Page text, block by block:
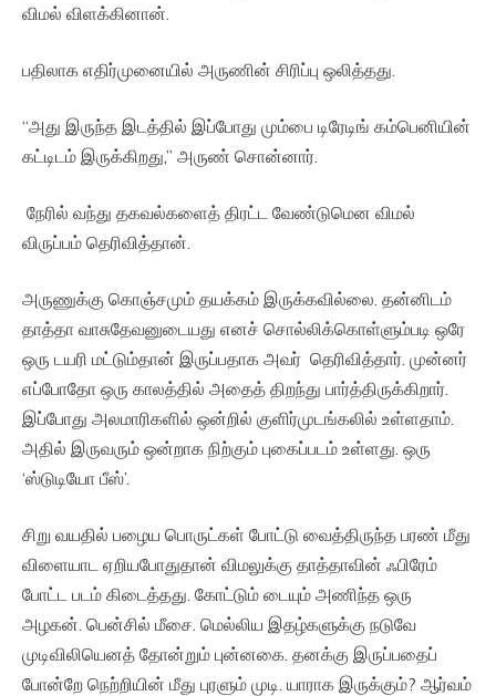
விமல் விளக்கினான்.
பதிலாக எதிர்முனையில் அருணின் சிரிப்பு ஒலித்தது.
“அது இருந்த இடத்தில் இப்போது மும்பை டிரேடிங் கம்பெனியின்
கட்டிடம் இருக்கிறது,” அருண் சொன்னார்.
நேரில் வந்து தகவல்களைத் திரட்ட வேண்டுமென விமல்
விருப்பம் தெரிவித்தான்.
அருணுக்கு கொஞ்சமும் தயக்கம் இருக்கவில்லை. தன்னிடம்
தாத்தா வாசுதேவனுடையது எனச் சொல்லிக்கொள்ளும்படி ஒரே
ஒரு டயரி மட்டும்தான் இருப்பதாக அவர் தெரிவித்தார். முன்னர்
எப்போதோ ஒரு காலத்தில் அதைத் திறந்து பார்த்திருக்கிறார்.
இப்போது அலமாரிகளில் ஒன்றில் குளிர்முடங்கலில் உள்ளதாம்.
அதில் இருவரும் ஒன்றாக நிற்கும் புகைப்படம் உள்ளது. ஒரு
‘ஸ்டுடியோ பீஸ்’.
சிறு வயதில் பழைய பொருட்கள் போட்டு வைத்திருந்த பரண் மீது
விளையாட ஏறியபோதுதான் விமலுக்கு தாத்தாவின் ஃபிரேம்
போட்ட படம் கிடைத்தது. கோட்டும் டையும் அணிந்த ஒரு
அழகன். பென்சில் மீசை. மெல்லிய இதழ்களுக்கு நடுவே
முடிவிலியெனத் தோன்றும் புன்னகை. தனக்கு இருப்பதைப்
போன்றே நெற்றியின் மீது புரளும் முடி. யாராக இருக்கும்? ஆர்வம்